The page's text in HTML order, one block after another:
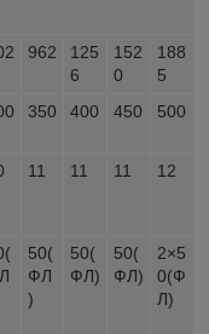
962
125
6
152
0
188
5
350 400 450 500
11 11 11 12
50(
ФЛ
)
50(
ФЛ)
50(
ФЛ)
2×5
0(Ф
Л)